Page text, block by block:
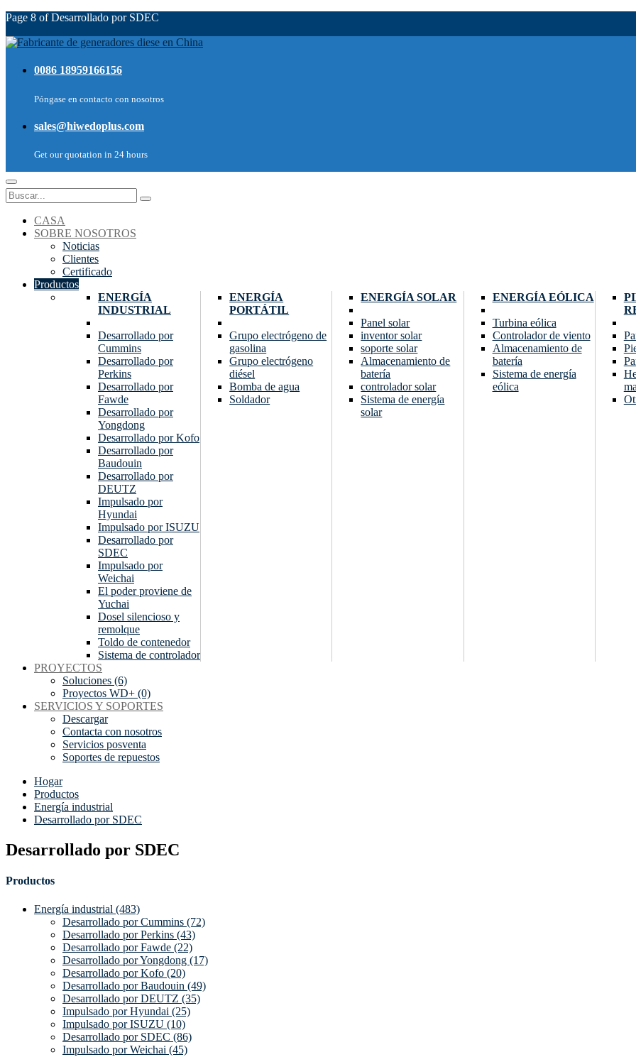
Page 8 of Desarrollado por SDEC
0086 18959166156
Póngase en contacto con nosotros
sales@hiwedoplus.com
Get our quotation in 24 hours
CASA
SOBRE NOSOTROS
Noticias
Clientes
Certificado
Productos
ENERGÍA
INDUSTRIAL
Desarrollado por
Cummins
Desarrollado por
Perkins
Desarrollado por
Fawde
Desarrollado por
Yongdong
Desarrollado por Kofo
Desarrollado por
Baudouin
Desarrollado por
DEUTZ
Impulsado por
Hyundai
Impulsado por ISUZU
Desarrollado por
SDEC
Impulsado por
Weichai
El poder proviene de
Yuchai
Dosel silencioso y
remolque
Toldo de contenedor
Sistema de controlador
ENERGÍA
PORTÁTIL
Grupo electrógeno de
gasolina
Grupo electrógeno
diésel
Bomba de agua
Soldador
ENERGÍA SOLAR
Panel solar
inventor solar
soporte solar
Almacenamiento de
batería
controlador solar
Sistema de energía
solar
ENERGÍA EÓLICA
Turbina eólica
Controlador de viento
Almacenamiento de
batería
Sistema de energía
eólica
PROYECTOS
Soluciones (6)
Proyectos WD+ (0)
SERVICIOS Y SOPORTES
Descargar
Contacta con nosotros
Servicios posventa
Soportes de repuestos
Hogar
Productos
Energía industrial
Desarrollado por SDEC
Desarrollado por SDEC
Productos
Energía industrial (483)
Desarrollado por Cummins (72)
Desarrollado por Perkins (43)
Desarrollado por Fawde (22)
Desarrollado por Yongdong (17)
Desarrollado por Kofo (20)
Desarrollado por Baudouin (49)
Desarrollado por DEUTZ (35)
Impulsado por Hyundai (25)
Impulsado por ISUZU (10)
Desarrollado por SDEC (86)
Impulsado por Weichai (45)